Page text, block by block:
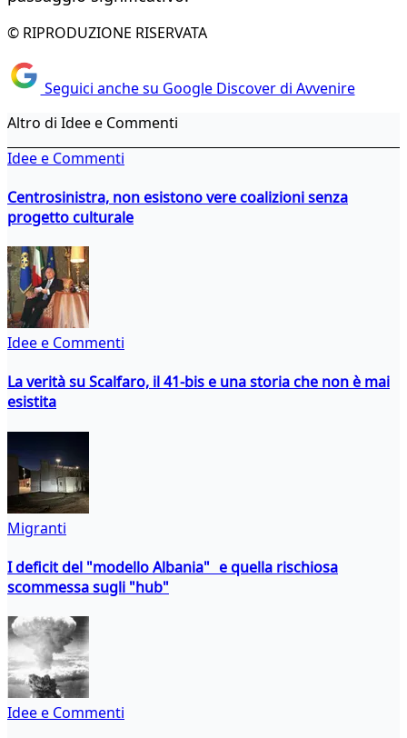
© RIPRODUZIONE RISERVATA
Seguici anche su Google Discover di Avvenire
Altro di Idee e Commenti
Idee e Commenti
Centrosinistra, non esistono vere coalizioni senza
progetto culturale
Idee e Commenti
La verità su Scalfaro, il 41-bis e una storia che non è mai
esistita
Migranti
I deficit del "modello Albania" e quella rischiosa
scommessa sugli "hub"
Idee e Commenti